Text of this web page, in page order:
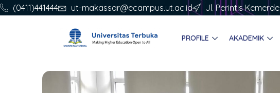
(0411)441444 ut-makassar@ecampus.ut.ac.id Jl. Perintis
PROFILE AKADEMIK